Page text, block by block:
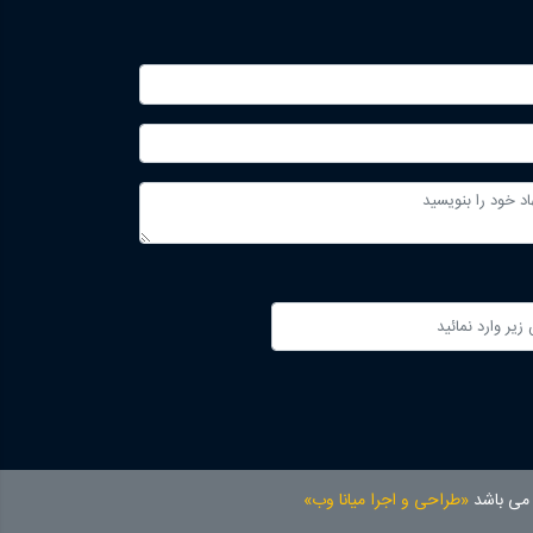
باشد «طراحی و اجرا میانا وب»